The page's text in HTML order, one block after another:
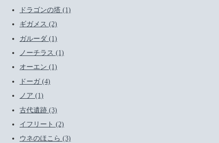
ドラゴンの塔 (1)
ギガメス (2)
ガルーダ (1)
ノーチラス (1)
オーエン (1)
ドーガ (4)
ノア (1)
古代遺跡 (3)
イフリート (2)
ウネのほこら (3)